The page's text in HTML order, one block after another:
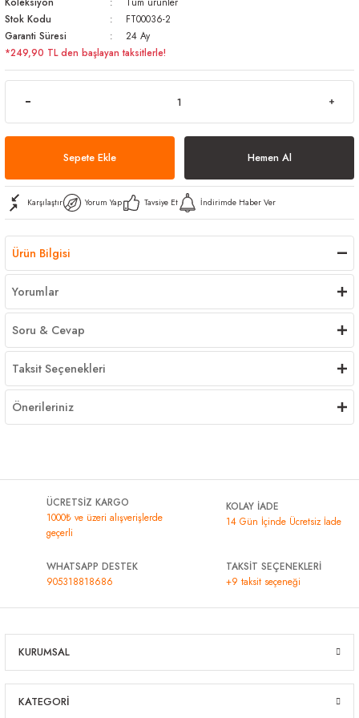
Bezler
Stok Kodu
FT00036-2
Garanti Süresi
24 Ay
*249,90 TL den başlayan taksitlerle!
Sepete Ekle Hemen Al
Karşılaştır Yorum Yap Tavsiye Et İndirimde Haber Ver
Ürün Bilgisi
Yorumlar
Soru & Cevap
Taksit Seçenekleri
Önerileriniz
ÜCRETSİZ KARGO
1000₺ ve üzeri alışverişlerde
geçerli
KOLAY İADE
14 Gün İçinde Ücretsiz İade
WHATSAPP DESTEK
905318818686
TAKSİT SEÇENEKLERİ
+9 taksit seçeneği
KURUMSAL
KATEGORİ